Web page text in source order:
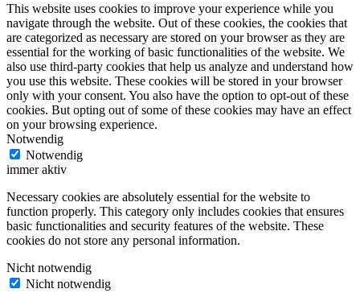
This website uses cookies to improve your experience while you
navigate through the website. Out of these cookies, the cookies that
are categorized as necessary are stored on your browser as they are
essential for the working of basic functionalities of the website. We
also use third-party cookies that help us analyze and understand how
you use this website. These cookies will be stored in your browser
only with your consent. You also have the option to opt-out of these
cookies. But opting out of some of these cookies may have an effect
on your browsing experience.
Notwendig
Notwendig
immer aktiv
Necessary cookies are absolutely essential for the website to
function properly. This category only includes cookies that ensures
basic functionalities and security features of the website. These
cookies do not store any personal information.
Nicht notwendig
Nicht notwendig